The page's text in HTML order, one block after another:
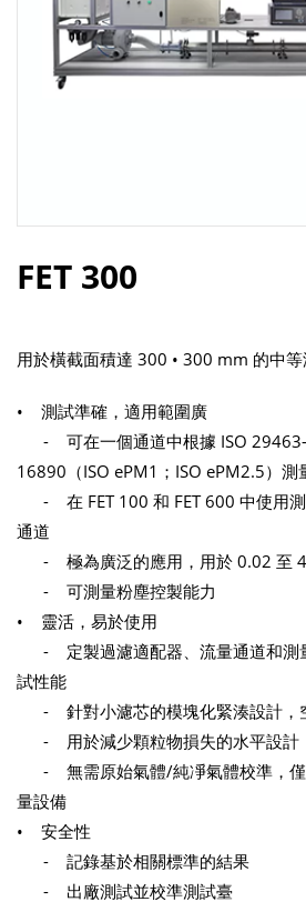
FET 300
用於橫截面積達 300 • 300 mm 的中
• 測試準確，適用範圍廣
- 可在一個通道中根據 ISO 29463-
16890（ISO ePM1；ISO ePM2.5）測
- 在 FET 100 和 FET 600 中使用測
通道
- 極為廣泛的應用，用於 0.02 至
- 可測量粉塵控製能力
• 靈活，易於使用
- 定製過濾適配器、流量通道和測
試性能
- 針對小濾芯的模塊化緊湊設計，
- 用於減少顆粒物損失的水平設計
- 無需原始氣體/純凈氣體校準，僅
量設備
• 安全性
- 記錄基於相關標準的結果
- 出廠測試並校準測試臺